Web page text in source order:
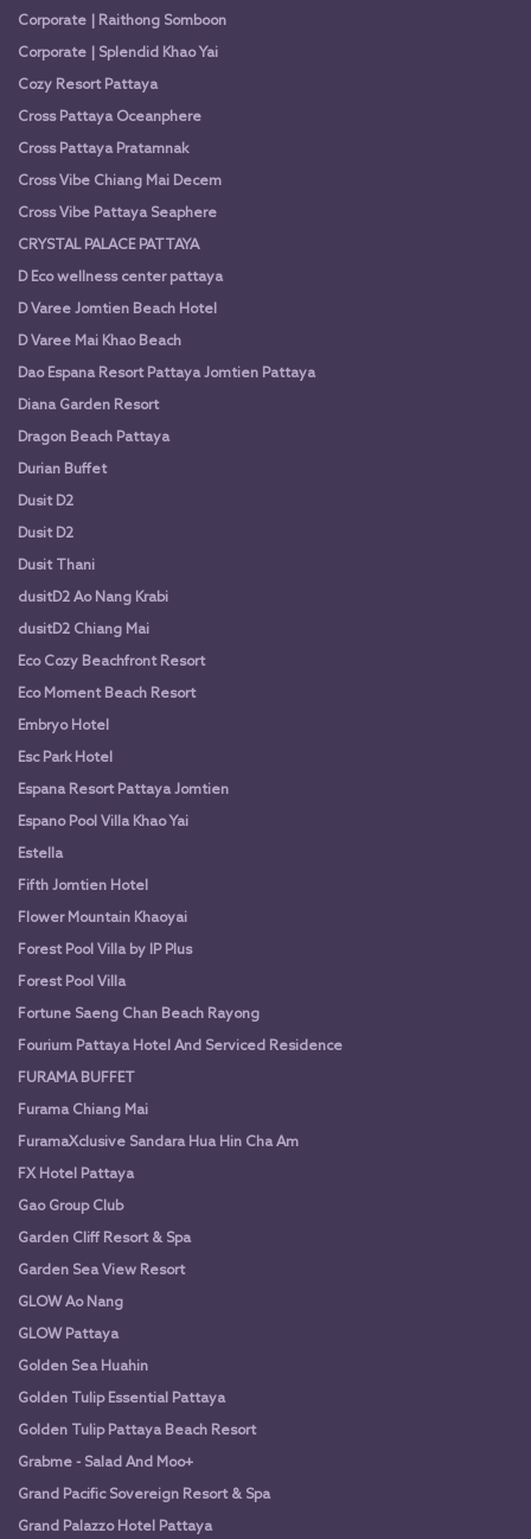
Corporate | Raithong Somboon
Corporate | Splendid Khao Yai
Cozy Resort Pattaya
Cross Pattaya Oceanphere
Cross Pattaya Pratamnak
Cross Vibe Chiang Mai Decem
Cross Vibe Pattaya Seaphere
CRYSTAL PALACE PATTAYA
D Eco wellness center pattaya
D Varee Jomtien Beach Hotel
D Varee Mai Khao Beach
Dao Espana Resort Pattaya Jomtien Pattaya
Diana Garden Resort
Dragon Beach Pattaya
Durian Buffet
Dusit D2
Dusit D2
Dusit Thani
dusitD2 Ao Nang Krabi
dusitD2 Chiang Mai
Eco Cozy Beachfront Resort
Eco Moment Beach Resort
Embryo Hotel
Esc Park Hotel
Espana Resort Pattaya Jomtien
Espano Pool Villa Khao Yai
Estella
Fifth Jomtien Hotel
Flower Mountain Khaoyai
Forest Pool Villa by IP Plus
Forest Pool Villa
Fortune Saeng Chan Beach Rayong
Fourium Pattaya Hotel And Serviced Residence
FURAMA BUFFET
Furama Chiang Mai
FuramaXclusive Sandara Hua Hin Cha Am
FX Hotel Pattaya
Gao Group Club
Garden Cliff Resort & Spa
Garden Sea View Resort
GLOW Ao Nang
GLOW Pattaya
Golden Sea Huahin
Golden Tulip Essential Pattaya
Golden Tulip Pattaya Beach Resort
Grabme - Salad And Moo+
Grand Pacific Sovereign Resort & Spa
Grand Palazzo Hotel Pattaya